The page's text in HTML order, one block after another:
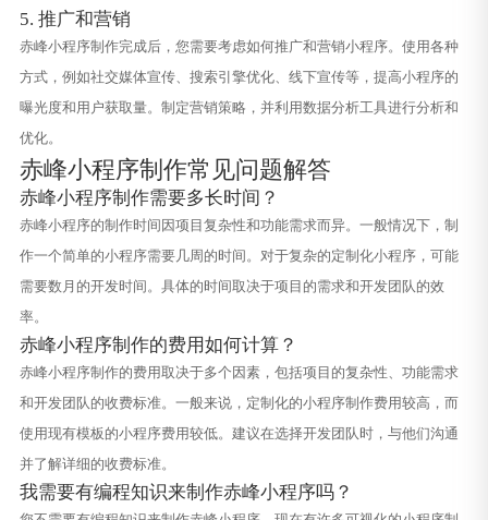
5. 推广和营销
赤峰小程序制作完成后，您需要考虑如何推广和营销小程序。使用各种
方式，例如社交媒体宣传、搜索引擎优化、线下宣传等，提高小程序的
曝光度和用户获取量。制定营销策略，并利用数据分析工具进行分析和
优化。
赤峰小程序制作常见问题解答
赤峰小程序制作需要多长时间？
赤峰小程序的制作时间因项目复杂性和功能需求而异。一般情况下，制
作一个简单的小程序需要几周的时间。对于复杂的定制化小程序，可能
需要数月的开发时间。具体的时间取决于项目的需求和开发团队的效
率。
赤峰小程序制作的费用如何计算？
赤峰小程序制作的费用取决于多个因素，包括项目的复杂性、功能需求
和开发团队的收费标准。一般来说，定制化的小程序制作费用较高，而
使用现有模板的小程序费用较低。建议在选择开发团队时，与他们沟通
并了解详细的收费标准。
我需要有编程知识来制作赤峰小程序吗？